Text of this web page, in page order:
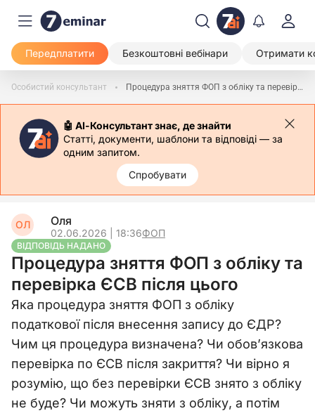
Передплатити Безкоштовні вебінари Отримати
Особистий консультант Процедура зняття ФОП з обліку та перевірка ЄСВ після цього
🤖 АІ-Консультант знає, де знайти
Статті, документи, шаблони та відповіді — за
одним запитом.
Спробувати
ОЛ Оля
02.06.2026 | 18:36ФОП
ВІДПОВІДЬ НАДАНО
Процедура зняття ФОП з обліку та
перевірка ЄСВ після цього
Яка процедура зняття ФОП з обліку
податкової після внесення запису до ЄДР?
Чим ця процедура визначена? Чи обов’язкова
перевірка по ЄСВ після закриття? Чи вірно я
розумію, що без перевірки ЄСВ знято з обліку
не буде? Чи можуть зняти з обліку, а потім